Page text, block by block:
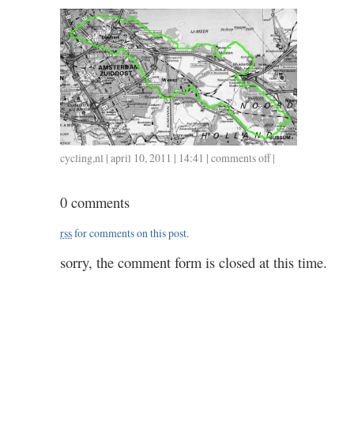
cycling,nl | april 10, 2011 | 14:41 | comments offon
|
0 comments
rssfor comments on this post.
sorry, the comment form is closed at this time.